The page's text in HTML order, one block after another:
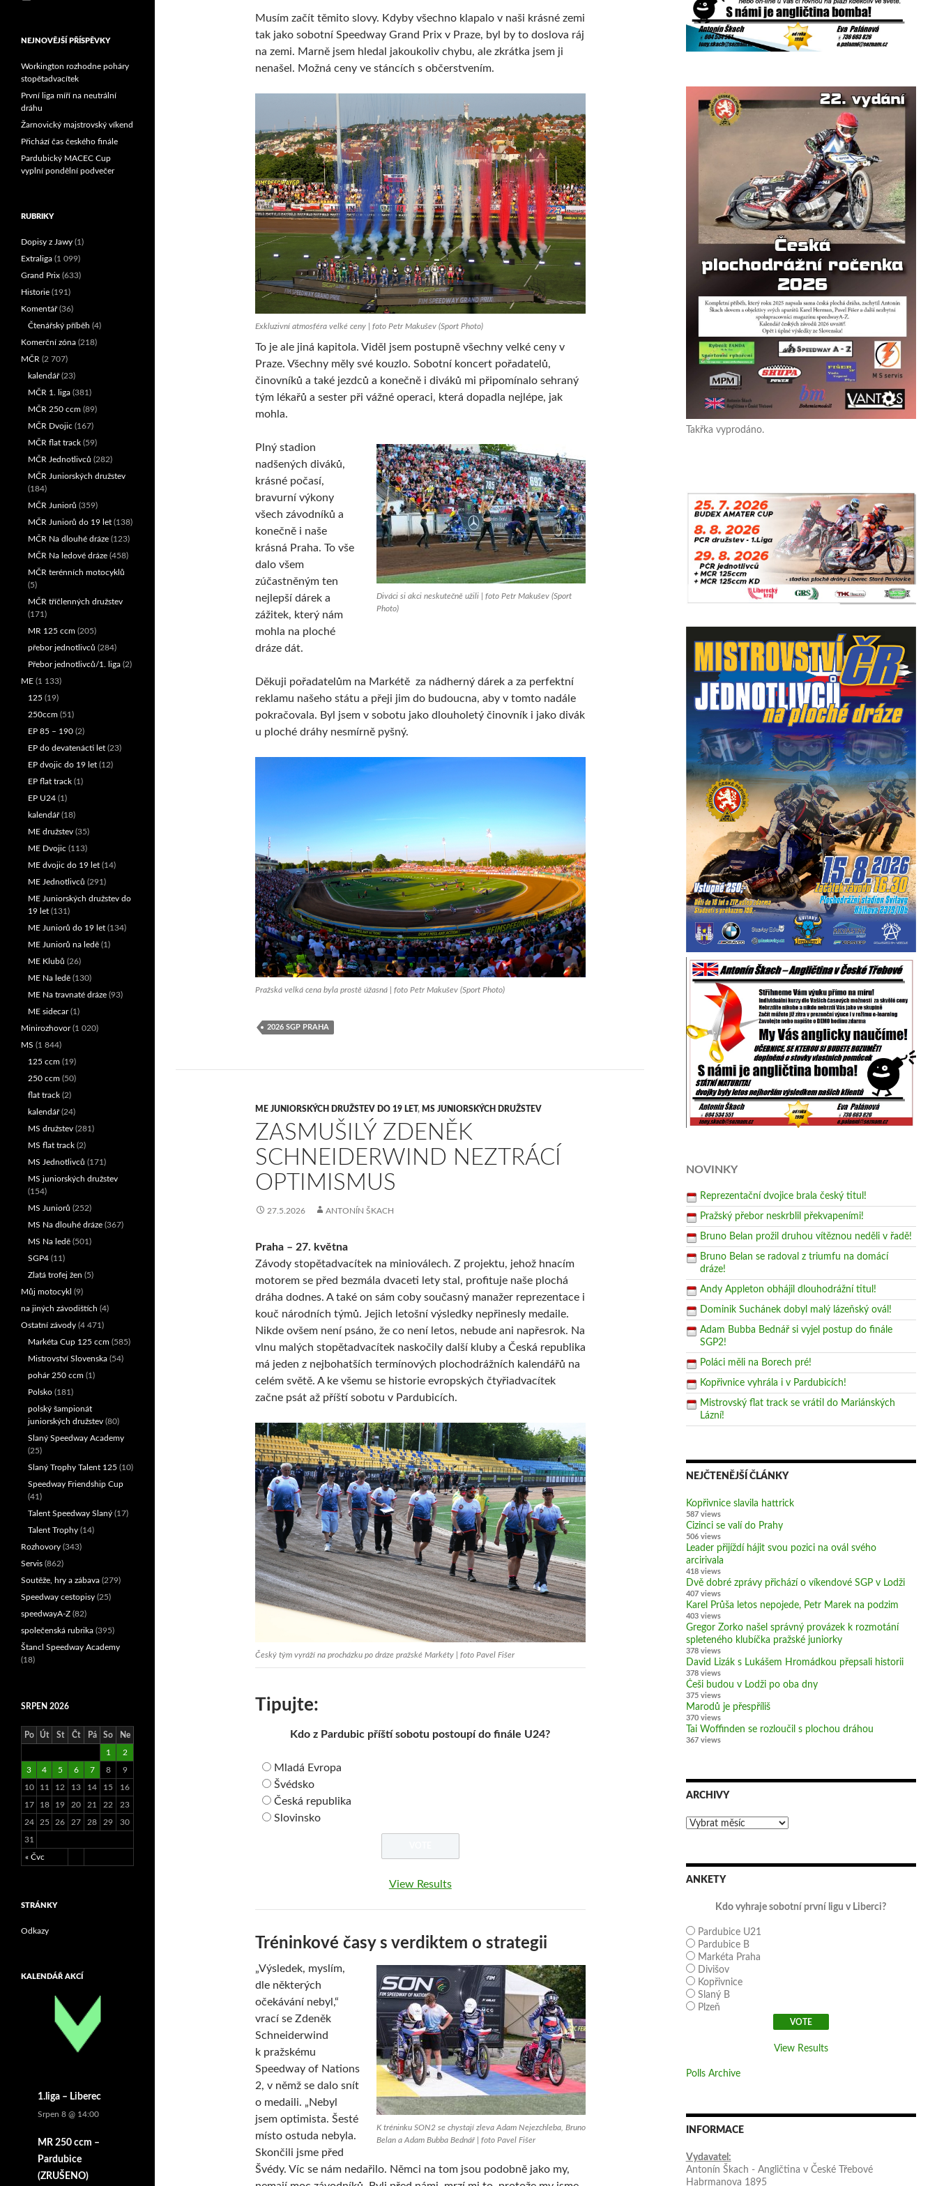
Musím začít těmito slovy. Kdyby všechno klapalo v naši krásné zemi
tak jako sobotní Speedway Grand Prix v Praze, byl by to doslova ráj
na zemi. Marně jsem hledal jakoukoliv chybu, ale zkrátka jsem ji
nenašel. Možná ceny ve stáncích s občerstvením.
Exkluzivní atmosféra velké ceny | foto Petr Makušev (Sport Photo)
To je ale jiná kapitola. Viděl jsem postupně všechny velké ceny v
Praze. Všechny měly své kouzlo. Sobotní koncert pořadatelů,
činovníků a také jezdců a konečně i diváků mi připomínalo sehraný
tým lékařů a sester při vážné operaci, která dopadla nejlépe, jak
mohla.
Diváci si akci neskutečně užili | foto Petr Makušev (Sport
Photo)
Plný stadion
nadšených diváků,
krásné počasí,
bravurní výkony
všech závodníků a
konečně i naše
krásná Praha. To vše
dalo všem
zúčastněným ten
nejlepší dárek a
zážitek, který nám
mohla na ploché
dráze dát.
Děkuji pořadatelům na Markétě za nádherný dárek a za perfektní
reklamu našeho státu a přeji jim do budoucna, aby v tomto nadále
pokračovala. Byl jsem v sobotu jako dlouholetý činovník i jako divák
u ploché dráhy nesmírně pyšný.
Pražská velká cena byla prostě úžasná | foto Petr Makušev (Sport Photo)
2026 SGP PRAHA
ME JUNIORSKÝCH DRUŽSTEV DO 19 LET, MS JUNIORSKÝCH DRUŽSTEV
ZASMUŠILÝ ZDENĚK
SCHNEIDERWIND NEZTRÁCÍ
OPTIMISMUS
27.5.2026 ANTONÍN ŠKACH
Praha – 27. května
Závody stopětadvacítek na minioválech. Z projektu, jehož hnacím
motorem se před bezmála dvaceti lety stal, profituje naše plochá
dráha dodnes. A také on sám coby současný manažer reprezentace i
kouč národních týmů. Jejich letošní výsledky nepřinesly medaile.
Nikde ovšem není psáno, že co není letos, nebude ani napřesrok. Na
vlnu malých stopětadvacítek naskočily další kluby a Česká republika
má jeden z nejbohatších termínových plochodrážních kalendářů na
celém světě. A ke všemu se historie evropských čtyřiadvacítek
začne psát až příští sobotu v Pardubicích.
Český tým vyráží na procházku po dráze pražské Markéty | foto Pavel Fišer
Tipujte:
Kdo z Pardubic příští sobotu postoupí do finále U24?
Mladá Evropa
Švédsko
Česká republika
Slovinsko
View Results
Tréninkové časy s verdiktem o strategii
K tréninku SON2 se chystají zleva Adam Nejezchleba, Bruno
Belan a Adam Bubba Bednář | foto Pavel Fišer
„Výsledek, myslím,
dle některých
očekávání nebyl,“
vrací se Zdeněk
Schneiderwind
k pražskému
Speedway of Nations
2, v němž se dalo snít
o medaili. „Nebyl
jsem optimista. Šesté
místo ostuda nebyla.
Skončili jsme před
Švédy. Víc se nám nedařilo. Němci na tom jsou podobně jako my,
Takřka vyprodáno.
NOVINKY
Reprezentační dvojice brala český titul!
Pražský přebor neskrblil překvapeními!
Bruno Belan prožil druhou vítěznou neděli v řadě!
Bruno Belan se radoval z triumfu na domácí
dráze!
Andy Appleton obhájil dlouhodrážní titul!
Dominik Suchánek dobyl malý lázeňský ovál!
Adam Bubba Bednář si vyjel postup do finále
SGP2!
Poláci měli na Borech pré!
Kopřivnice vyhrála i v Pardubicích!
Mistrovský flat track se vrátil do Mariánských
Lázní!
NEJČTENĚJŠÍ ČLÁNKY
Kopřivnice slavila hattrick
587 views
Cizinci se valí do Prahy
506 views
Leader přijíždí hájit svou pozici na ovál svého
arcirivala
418 views
Dvě dobré zprávy přichází o víkendové SGP v Lodži
407 views
Karel Průša letos nepojede, Petr Marek na podzim
403 views
Gregor Zorko našel správný provázek k rozmotání
spleteného klubíčka pražské juniorky
378 views
David Lizák s Lukášem Hromádkou přepsali historii
378 views
Češi budou v Lodži po oba dny
375 views
Marodů je přespříliš
370 views
Tai Woffinden se rozloučil s plochou dráhou
367 views
ARCHIVY
Archivy
ANKETY
Kdo vyhraje sobotní první ligu v Liberci?
Pardubice U21
Pardubice B
Markéta Praha
Divišov
Kopřivnice
Slaný B
Plzeň
View Results
Polls Archive
INFORMACE
Vydavatel:
Antonín Škach - Angličtina v České Třebové
Habrmanova 1895
NEJNOVĚJŠÍ PŘÍSPĚVKY
Workington rozhodne poháry
stopětadvacítek
První liga míří na neutrální
dráhu
Žarnovický majstrovský víkend
Přichází čas českého finále
Pardubický MACEC Cup
vyplní pondělní podvečer
RUBRIKY
Dopisy z Jawy (1)
Extraliga (1 099)
Grand Prix (633)
Historie (191)
Komentář(36)
Čtenářský příběh (4)
Komerční zóna (218)
MČR (2 707)
kalendář(23)
MČR 1. liga (381)
MČR 250 ccm (89)
MČR Dvojic (167)
MČR flat track (59)
MČR Jednotlivců (282)
MČR Juniorských družstev
(184)
MČR Juniorů (359)
MČR Juniorů do 19 let (138)
MČR Na dlouhé dráze (123)
MČR Na ledové dráze (458)
MČR terénních motocyklů
(5)
MČR tříčlenných družstev
(171)
MR 125 ccm (205)
přebor jednotlivců (284)
Přebor jednotlivců/1. liga (2)
ME (1 133)
125 (19)
250ccm (51)
EP 85 – 190 (2)
EP do devatenácti let (23)
EP dvojic do 19 let (12)
EP flat track (1)
EP U24 (1)
kalendář(18)
ME družstev (35)
ME Dvojic (113)
ME dvojic do 19 let (14)
ME Jednotlivců (291)
ME Juniorských družstev do
19 let (131)
ME Juniorů do 19 let (134)
ME Juniorů na ledě (1)
ME Klubů (26)
ME Na ledě (130)
ME Na travnaté dráze (93)
ME sidecar(1)
Minirozhovor(1 020)
MS (1 844)
125 ccm (19)
250 ccm (50)
flat track (2)
kalendář(24)
MS družstev (281)
MS flat track (2)
MS Jednotlivců (171)
MS juniorských družstev
(154)
MS Juniorů (252)
MS Na dlouhé dráze (367)
MS Na ledě (501)
SGP4 (11)
Zlatá trofej žen (5)
Můj motocykl (9)
na jiných závodištích (4)
Ostatní závody (4 471)
Markéta Cup 125 ccm (585)
Mistrovství Slovenska (54)
pohár 250 ccm (1)
Polsko (181)
polský šampionát
juniorských družstev (80)
Slaný Speedway Academy
(25)
Slaný Trophy Talent 125 (10)
Speedway Friendship Cup
(41)
Talent Speedway Slaný (17)
Talent Trophy (14)
Rozhovory (343)
Servis (862)
Soutěže, hry a zábava (279)
Speedway cestopisy (25)
speedwayA-Z (82)
společenská rubrika (395)
Štancl Speedway Academy
(18)
SRPEN 2026
Po Út St Čt Pá So Ne
« Čvc
1 2
3 4 5 6 7 8 9
10 11 12 13 14 15 16
17 18 19 20 21 22 23
24 25 26 27 28 29 30
31
STRÁNKY
Odkazy
KALENDÁŘ AKCÍ
1.liga – Liberec
Srpen 8 @ 14:00
MR 250 ccm –
Pardubice
(ZRUŠENO)